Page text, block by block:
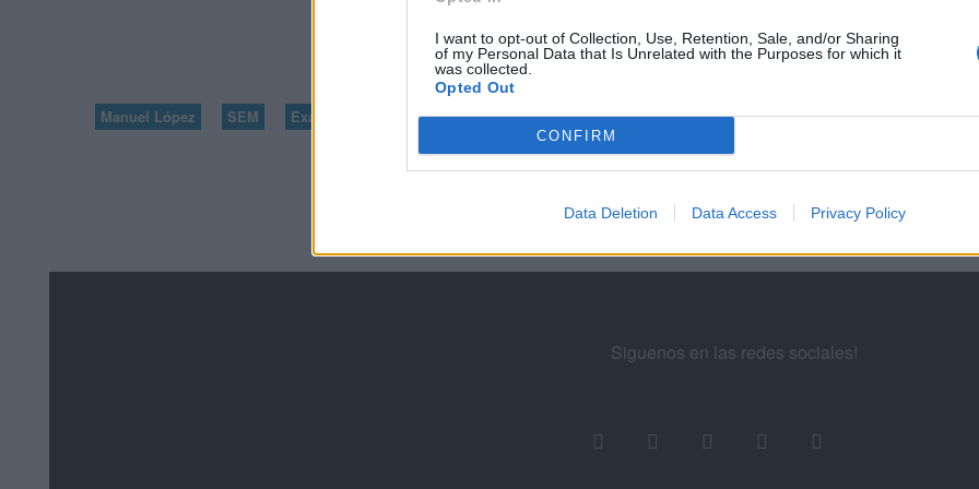
I want to opt-out of Collection, Use, Retention, Sale, and/or Sharing
of my Personal Data that Is Unrelated with the Purposes for which it
was collected.
Opted Out
CONFIRM
Data Deletion Data Access Privacy Policy
95 96 97 98 ... 100 101 102
Manuel López SEM Exámenes de Skillshop - Academy for Ads
Siguenos en las redes sociales!